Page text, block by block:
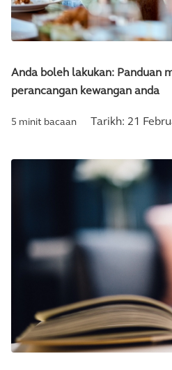
Anda boleh lakukan: Panduan
perancangan kewangan anda
5 minit bacaan Tarikh: 21